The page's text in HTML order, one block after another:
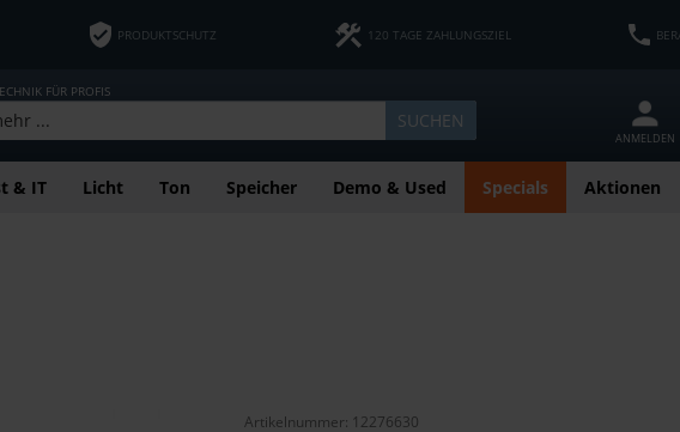
PRODUKTSCHUTZ 120 TAGE ZAHLUNGSZIEL
FÜR PROFIS
SUCHEN
ANMELDEN
& IT Licht Ton Speicher Demo & Used Specials Aktionen
Artikelnummer: 12276630